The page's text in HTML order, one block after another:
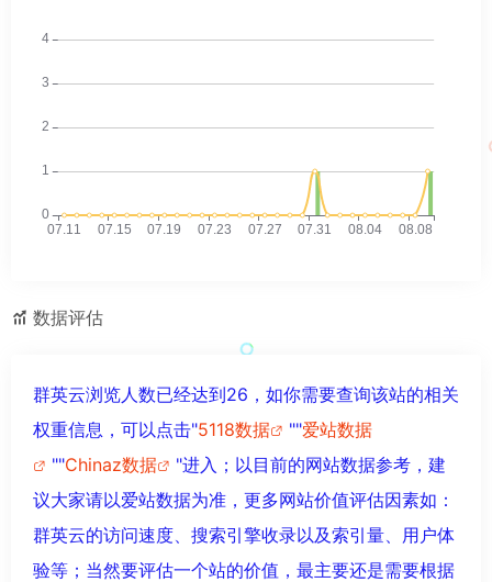
数据评估
群英云浏览人数已经达到26，如你需要查询该站的相关
权重信息，可以点击"5118数据 ""爱站数据
""Chinaz数据
"进入；以目前的网站数据参考，建
议大家请以爱站数据为准，更多网站价值评估因素如：
群英云的访问速度、搜索引擎收录以及索引量、用户体
验等；当然要评估一个站的价值，最主要还是需要根据